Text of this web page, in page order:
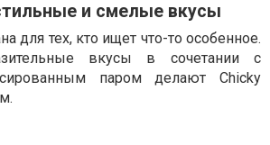
и смелые вкусы
для тех, кто ищет что-то особенное.
вкусы в сочетании с
паром делают Chicky